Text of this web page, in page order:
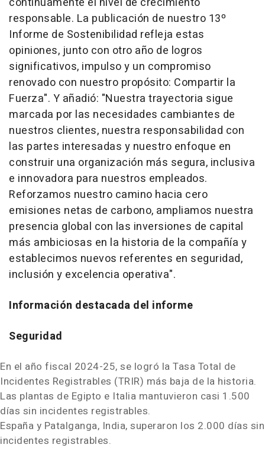
responsable. La publicación de nuestro 13º
Informe de Sostenibilidad refleja estas
opiniones, junto con otro año de logros
significativos, impulso y un compromiso
renovado con nuestro propósito: Compartir la
Fuerza". Y añadió: "Nuestra trayectoria sigue
marcada por las necesidades cambiantes de
nuestros clientes, nuestra responsabilidad con
las partes interesadas y nuestro enfoque en
construir una organización más segura, inclusiva
e innovadora para nuestros empleados.
Reforzamos nuestro camino hacia cero
emisiones netas de carbono, ampliamos nuestra
presencia global con las inversiones de capital
más ambiciosas en la historia de la compañía y
establecimos nuevos referentes en seguridad,
inclusión y excelencia operativa".
Información destacada del informe
Seguridad
En el año fiscal 2024-25, se logró la Tasa Total de
Incidentes Registrables (TRIR) más baja de la historia.
Las plantas de Egipto e Italia mantuvieron casi 1.500
días sin incidentes registrables.
España y Patalganga, India, superaron los 2.000 días sin
incidentes registrables.